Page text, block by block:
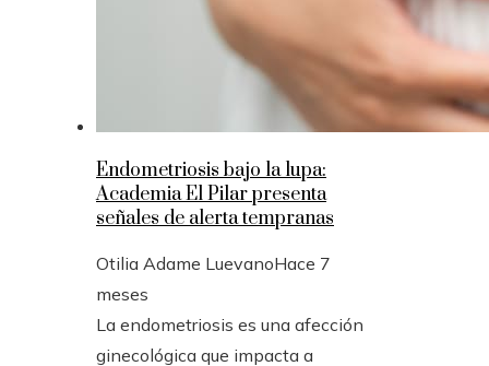
Endometriosis bajo la lupa:
Academia El Pilar presenta
señales de alerta tempranas
Otilia Adame LuevanoHace 7
meses
La endometriosis es una afección
ginecológica que impacta a